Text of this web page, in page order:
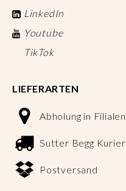
LinkedIn
Youtube
TikTok
LIEFERARTEN
Abholung in Filialen
Sutter Begg Kurier
Postversand